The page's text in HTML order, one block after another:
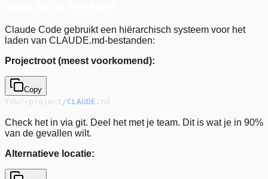
Claude Code gebruikt een hiërarchisch systeem voor het
laden van CLAUDE.md-bestanden:
Projectroot (meest voorkomend):
Copy
Your - project /CLAUDE . md
Check het in via git. Deel het met je team. Dit is wat je in 90%
van de gevallen wilt.
Alternatieve locatie: